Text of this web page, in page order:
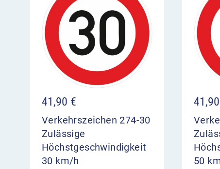
41,90 €
Verkehrszeichen 274-30
Zulässige
Höchstgeschwindigkeit
30 km/h
41,90
50